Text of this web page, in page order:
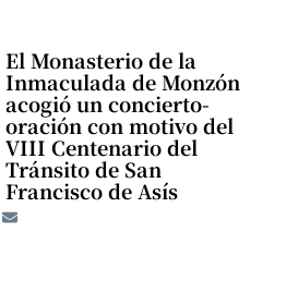
El Monasterio de la
Inmaculada de Monzón
acogió un concierto-
oración con motivo del
VIII Centenario del
Tránsito de San
Francisco de Asís